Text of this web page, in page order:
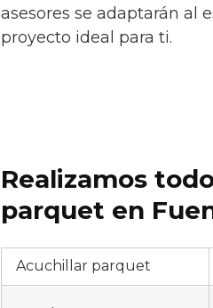
asesores se adaptarán al
proyecto ideal para ti.
Realizamos
parquet en
Acuchillar parquet